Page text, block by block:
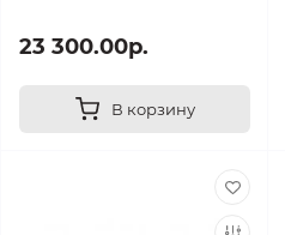
23 300.00р.
В корзину